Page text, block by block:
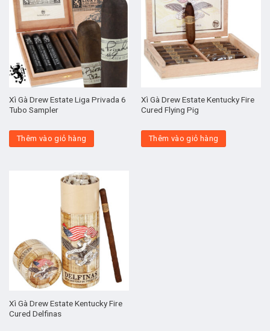
Xì Gà Drew Estate Liga Privada 6
Tubo Sampler
Thêm vào giỏ hàng
Xì Gà Drew Estate Kentucky Fire
Cured Flying Pig
Thêm vào giỏ hàng
Xì Gà Drew Estate Kentucky Fire
Cured Delfinas